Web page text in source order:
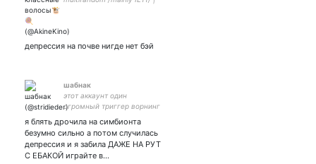
депрессия на почве нигде нет бэй
шабнак
этот аккаунт один
огромный триггер ворнинг
я блять дрочила на симбионта
безумно сильно а потом случилась
депрессия и я забила ДАЖЕ НА РУТ
С ЕБАКОЙ играйте в…